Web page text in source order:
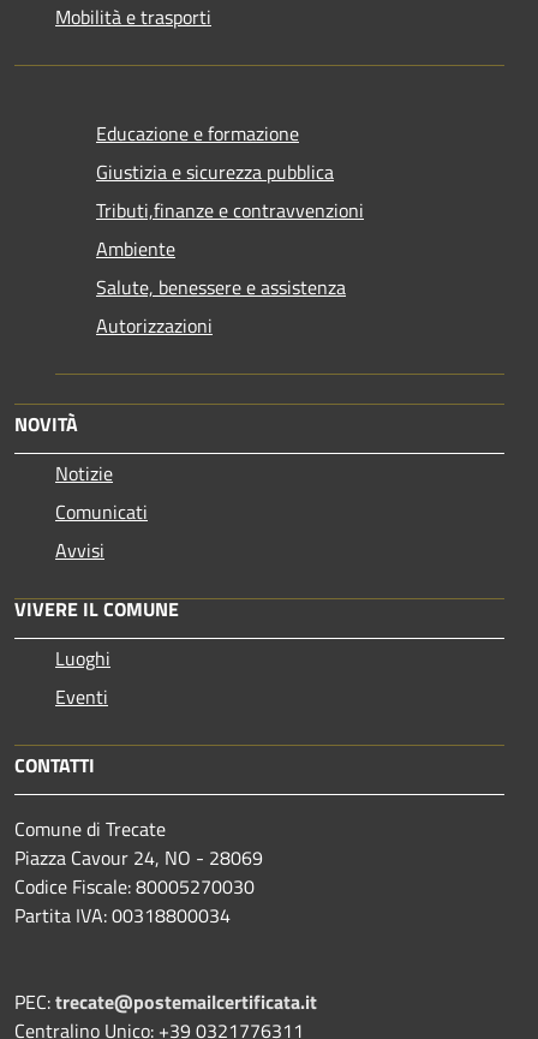
Mobilità e trasporti
Educazione e formazione
Giustizia e sicurezza pubblica
Tributi,finanze e contravvenzioni
Ambiente
Salute, benessere e assistenza
Autorizzazioni
NOVITÀ
Notizie
Comunicati
Avvisi
VIVERE IL COMUNE
Luoghi
Eventi
CONTATTI
Comune di Trecate
Piazza Cavour 24, NO - 28069
Codice Fiscale: 80005270030
Partita IVA: 00318800034
PEC:trecate@postemailcertificata.it
Centralino Unico: +39 0321776311